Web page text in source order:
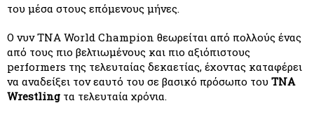
του μέσα στους επόμενους μήνες.
Ο νυν TNA World Champion θεωρείται από πολλούς ένας
από τους πιο βελτιωμένους και πιο αξιόπιστους
performers της τελευταίας δεκαετίας, έχοντας καταφέρει
να αναδείξει τον εαυτό του σε βασικό πρόσωπο του TNA
Wrestling τα τελευταία χρόνια.